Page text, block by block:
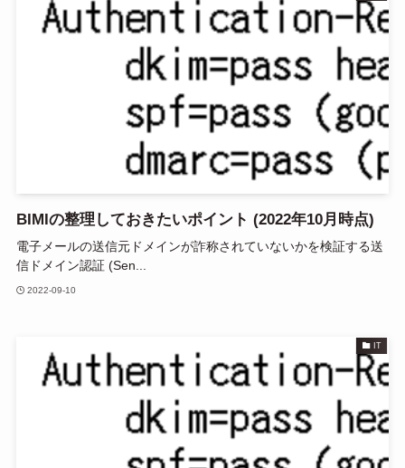
BIMIの整理しておきたいポイント (2022年10月時点)
電子メールの送信元ドメインが詐称されていないかを検証する送
信ドメイン認証 (Sen...
2022-09-10
IT